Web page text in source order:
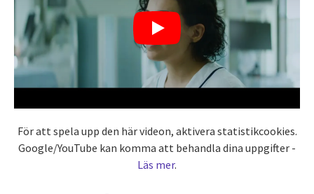
För att spela upp den här videon, aktivera statistikcookies.
Google/YouTube kan komma att behandla dina uppgifter -
Läs mer.